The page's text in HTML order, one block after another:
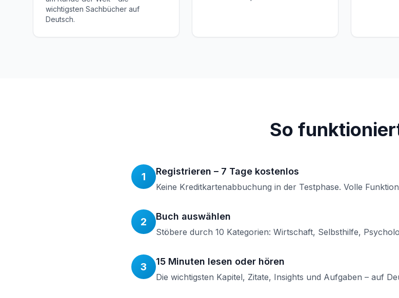
wichtigsten Sachbücher auf
Deutsch.
So
1 Registrieren – 7 Tage kostenlos
Keine Kreditkartenabbuchung in der Testphase. Volle
2 Buch auswählen
Stöbere durch 10 Kategorien: Wirtschaft, Selbsthilfe,
3 15 Minuten lesen oder hören
Die wichtigsten Kapitel, Zitate, Insights und Aufgaben – auf